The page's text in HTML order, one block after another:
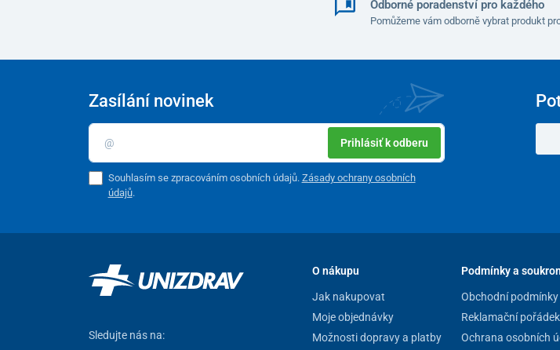
Odborné poradenství pro každého
Pomůžeme vám odborně vybrat produkt
Zasílání novinek
Prihlásiť k odberu
Souhlasím se zpracováním osobních údajů. Zásady ochrany osobních
údajů.
Sledujte nás na:
O nákupu
Jak nakupovat
Moje objednávky
Možnosti dopravy a platby
Podmínky a
Obchodní podmínky
Reklamační pořádek
Ochrana osobních